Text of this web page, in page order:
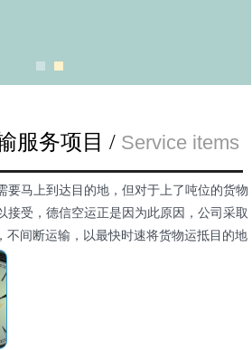
服务项目 / Service items
要马上到达目的地，但对于上了吨位的货物
接受，德信空运正是因为此原因，公司采取
不间断运输，以最快时速将货物运抵目的地